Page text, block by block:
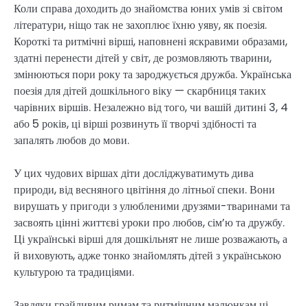
Коли справа доходить до знайомства юних умів зі світом
літератури, ніщо так не захоплює їхню уяву, як поезія.
Короткі та ритмічні вірші, наповнені яскравими образами,
здатні перенести дітей у світ, де розмовляють тварини,
змінюються пори року та зароджується дружба. Українська
поезія для дітей дошкільного віку — скарбниця таких
чарівних віршів. Незалежно від того, чи вашій дитині 3, 4
або 5 років, ці вірші розвинуть її творчі здібності та
запалять любов до мови.
У цих чудових віршах діти досліджуватимуть дива
природи, від весняного цвітіння до літньої спеки. Вони
вирушать у пригоди з улюбленими друзями-тваринами та
засвоять цінні життєві уроки про любов, сім’ю та дружбу.
Ці українські вірші для дошкільнят не лише розважають, а
й виховують, адже тонко знайомлять дітей з українською
культурою та традиціями.